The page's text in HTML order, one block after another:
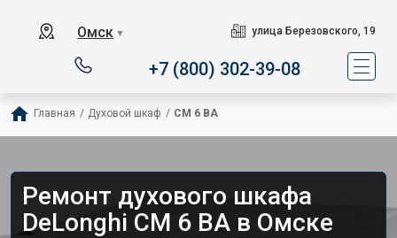
Омск ▼ улица Березовского, 19
+7 (800) 302-39-08
Главная / Духовой шкаф / CM 6 BA
Ремонт духового шкафа
DeLonghi CM 6 BA в Омске